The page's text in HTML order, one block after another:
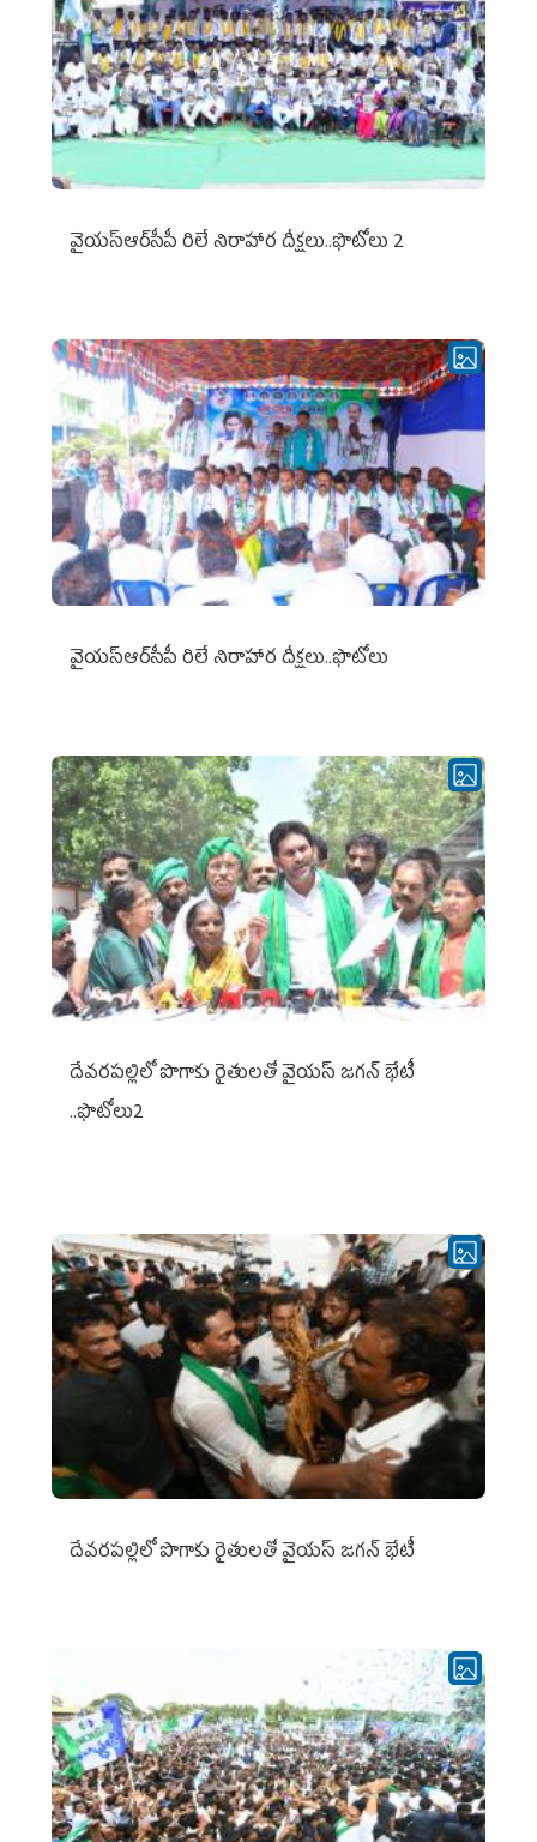
వైయ‌స్ఆర్‌సీపీ రిలే నిరాహార దీక్షలు..ఫొటోలు 2
వైయ‌స్ఆర్‌సీపీ రిలే నిరాహార దీక్షలు..ఫొటోలు
దేవరపల్లిలో పొగాకు రైతులతో వైయస్ జగన్ భేటీ
..ఫొటోలు2
దేవరపల్లిలో పొగాకు రైతులతో వైయస్ జగన్ భేటీ